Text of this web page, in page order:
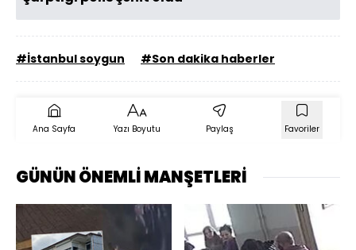
#İstanbul soygun #Son dakika haberler
Ana Sayfa Yazı Boyutu Paylaş Favoriler
GÜNÜN ÖNEMLİ MANŞETLERİ